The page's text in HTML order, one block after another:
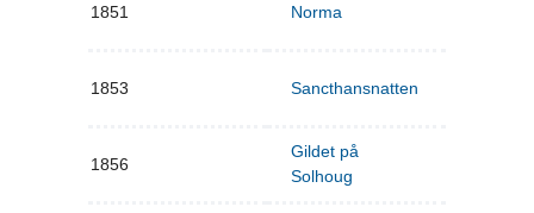
1851 Norma
1853 Sancthansnatten
1856
Gildet på
Solhoug